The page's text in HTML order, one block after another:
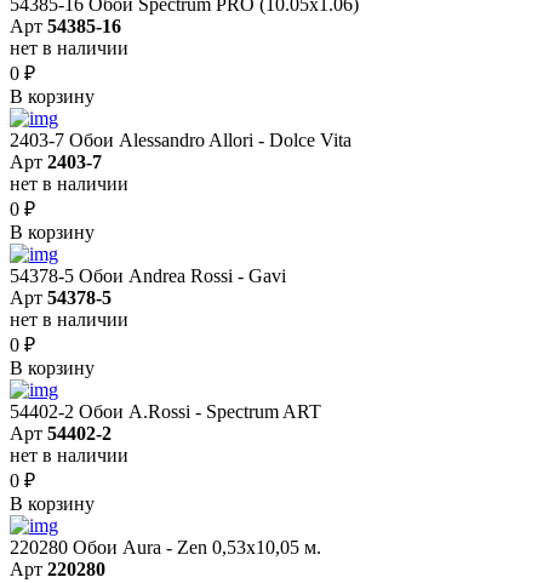
Арт 54385-16
нет в наличии
0 ₽
В корзину
2403-7 Обои Alessandro Allori - Dolce Vita
Арт 2403-7
нет в наличии
0 ₽
В корзину
54378-5 Обои Andrea Rossi - Gavi
Арт 54378-5
нет в наличии
0 ₽
В корзину
54402-2 Обои A.Rossi - Spectrum ART
Арт 54402-2
нет в наличии
0 ₽
В корзину
220280 Обои Aura - Zen 0,53х10,05 м.
Арт 220280